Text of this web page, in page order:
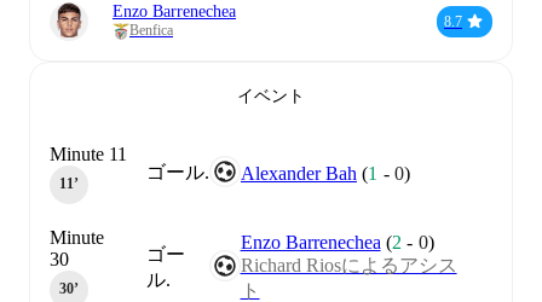
Enzo Barrenechea
Benfica
8.7
イベント
ゴール. Alexander Bah (1 -0)
Minute 11
11‎’‎
ゴー
ル.
Enzo Barrenechea (2 - 0)
Richard Riosによるアシス
ト
Minute
30
30‎’‎